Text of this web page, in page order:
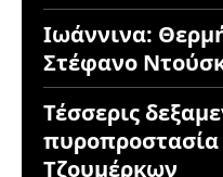
Ιωάννινα:
Στέφανο
Τέσσερις
Τζουμέρκων